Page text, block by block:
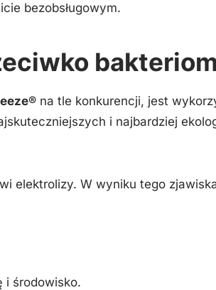
bezobsługowym.
bakteriom
na tle konkurencji, jest
i najbardziej
elektrolizy. W wyniku tego
i środowisko.